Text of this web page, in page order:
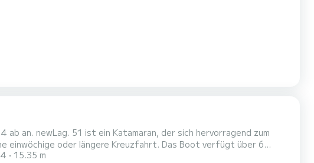
an. newLag. 51 ist ein Katamaran, der sich hervorragend zum
längere Kreuzfahrt. Das Boot verfügt über 6
Gesamtlänge von 15 Metern ist es Ihr bester Verbündeter für
15.35 m